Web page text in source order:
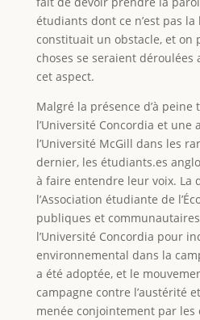
étudiants dont ce n’est pas
constituait un obstacle, et on
choses se seraient déroulées
cet aspect.
Malgré la présence d’à peine
l’Université Concordia et une
l’Université McGill dans les
dernier, les étudiants.es
à faire entendre leur voix. La
l’Association étudiante de
publiques et communautaires
l’Université Concordia pour
environnemental dans la
a été adoptée, et le
campagne contre l’austérité
menée conjointement par les